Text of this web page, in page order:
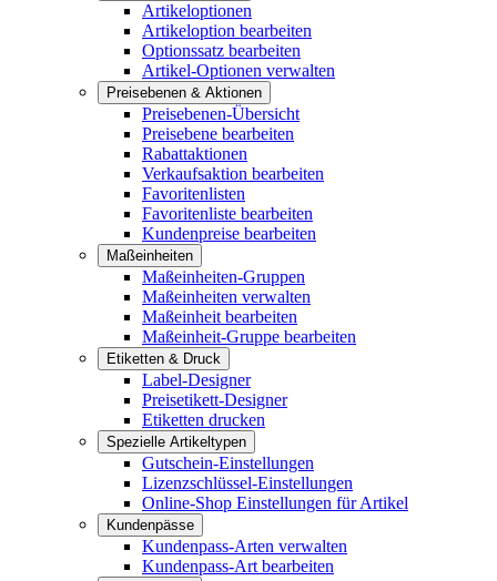
Artikeloptionen
Artikeloption bearbeiten
Optionssatz bearbeiten
Artikel-Optionen verwalten
Preisebenen & Aktionen
Preisebenen-Übersicht
Preisebene bearbeiten
Rabattaktionen
Verkaufsaktion bearbeiten
Favoritenlisten
Favoritenliste bearbeiten
Kundenpreise bearbeiten
Maßeinheiten
Maßeinheiten-Gruppen
Maßeinheiten verwalten
Maßeinheit bearbeiten
Maßeinheit-Gruppe bearbeiten
Etiketten & Druck
Label-Designer
Preisetikett-Designer
Etiketten drucken
Spezielle Artikeltypen
Gutschein-Einstellungen
Lizenzschlüssel-Einstellungen
Online-Shop Einstellungen für Artikel
Kundenpässe
Kundenpass-Arten verwalten
Kundenpass-Art bearbeiten